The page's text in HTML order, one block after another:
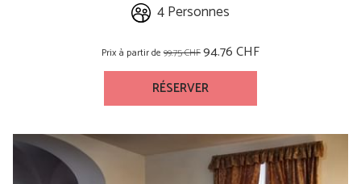
4 Personnes
Prix à partir de 99.75 CHF94.76 CHF
RÉSERVER